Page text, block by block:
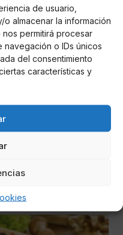
de usuario,
almacenar la información
permitirá procesar
o IDs únicos
del consentimiento
características y
a su hija en
de AR’ los detalles de